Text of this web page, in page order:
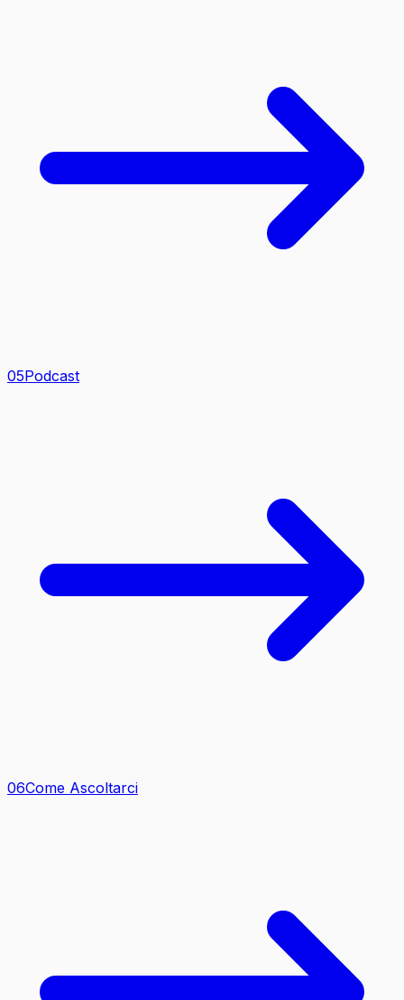
05Podcast
06Come Ascoltarci